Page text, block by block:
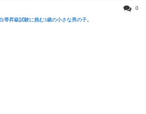
0
帯昇級試験に挑む3歳の小さな男の子。